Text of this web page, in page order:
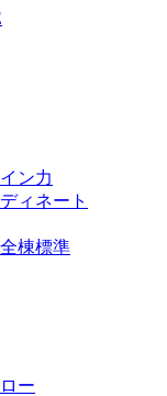
ン力
ィネート
棟標準
ー